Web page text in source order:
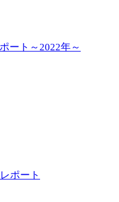
ート～2022年～
ポート